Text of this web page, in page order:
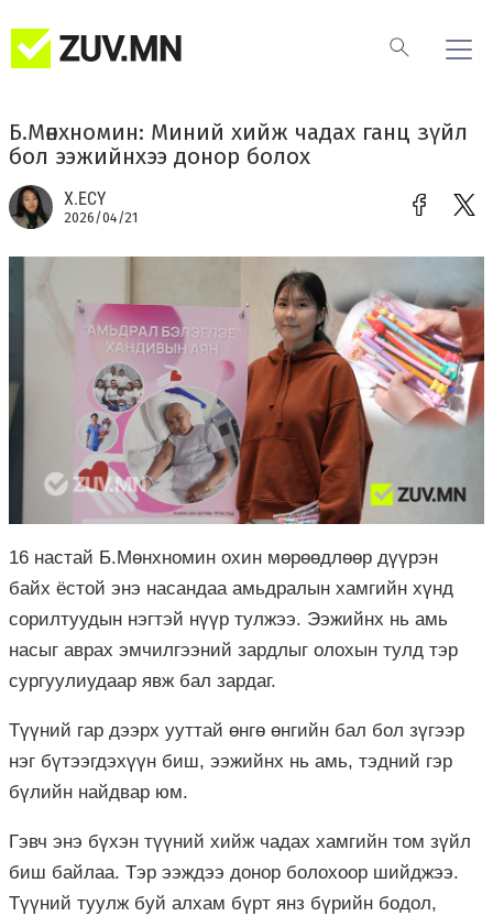
Б.Мөнхномин: Миний хийж чадах ганц зүйл
бол ээжийнхээ донор болох
Х.ЕСҮ
2026/04/21
16 настай Б.Мөнхномин охин мөрөөдлөөр дүүрэн
байх ёстой энэ насандаа амьдралын хамгийн хүнд
сорилтуудын нэгтэй нүүр тулжээ. Ээжийнх нь амь
насыг аврах эмчилгээний зардлыг олохын тулд тэр
сургуулиудаар явж бал зардаг.
Түүний гар дээрх ууттай өнгө өнгийн бал бол зүгээр
нэг бүтээгдэхүүн биш, ээжийнх нь амь, тэдний гэр
бүлийн найдвар юм.
Гэвч энэ бүхэн түүний хийж чадах хамгийн том зүйл
биш байлаа. Тэр ээждээ донор болохоор шийджээ.
Түүний туулж буй алхам бүрт янз бүрийн бодол,